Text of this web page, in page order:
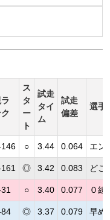
ス
タ
ー
ト
試走
タイ
ム
試走
偏差
選手
○ 3.44 0.064 エン
◎ 3.42 0.083 どこ
○ 3.40 0.077 ０線
◎ 3.37 0.079 早め